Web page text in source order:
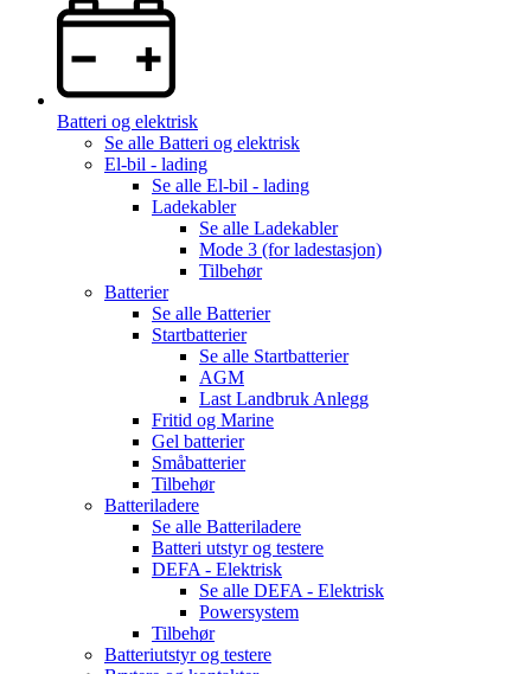
Batteri og elektrisk
Se alle Batteri og elektrisk
El-bil - lading
Se alle El-bil - lading
Ladekabler
Se alle Ladekabler
Mode 3 (for ladestasjon)
Tilbehør
Batterier
Se alle Batterier
Startbatterier
Se alle Startbatterier
AGM
Last Landbruk Anlegg
Fritid og Marine
Gel batterier
Småbatterier
Tilbehør
Batteriladere
Se alle Batteriladere
Batteri utstyr og testere
DEFA - Elektrisk
Se alle DEFA - Elektrisk
Powersystem
Tilbehør
Batteriutstyr og testere